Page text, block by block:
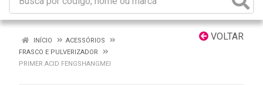
VOLTAR
INÍCIO
ACESSÓRIOS
FRASCO E PULVERIZADOR
PRIMER ACID FENGSHANGMEI